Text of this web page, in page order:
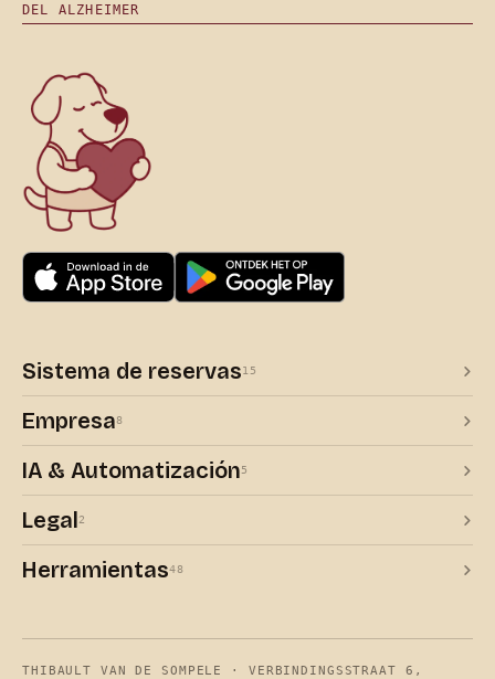
DEL ALZHEIMER
Sistema de reservas15
Empresa8
IA & Automatización5
Legal2
Herramientas48
THIBAULT VAN DE SOMPELE · VERBINDINGSSTRAAT 6,